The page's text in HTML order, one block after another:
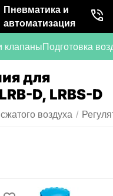
Пневматика и
автоматизация
клапаныПодготовка
для
D, LRBS-D
воздуха /